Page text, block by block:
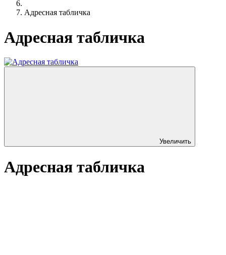
Адресная табличка
Адресная табличка
Увеличить
Адресная табличка